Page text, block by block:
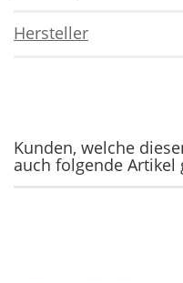
Hersteller
Kunden, welche
auch folgende Artikel